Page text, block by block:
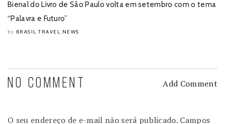
Bienal do Livro de São Paulo volta em setembro com o tema
“Palavra e Futuro”
by BRASIL TRAVEL NEWS
NO COMMENT Add Comment
O seu endereço de e-mail não será publicado. Campos